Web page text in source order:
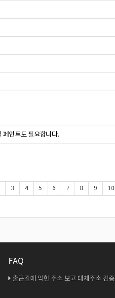
페인트도 필요합니다.
3 4 5 6 7 8 9 10
FAQ
출근길에 막힌 주소 보고 대체주소 검증 다시 해봤네요